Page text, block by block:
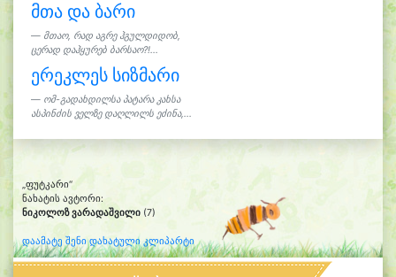
მთა და ბარი
მთაო, რად აგრე ჰგულდიდობ,
ცერად დაჰყურებ ბარსაო?!...
ერეკლეს სიზმარი
ომ-გადახდილსა პატარა კახსა
ასპინძის ველზე დაღლილს ეძინა,...
„ფუტკარი“
ნახატის ავტორი:
ნიკოლოზ ვარადაშვილი (7)
დაამატე შენი დახატული კლიპარტი